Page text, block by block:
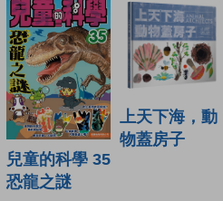
兒童的科學 35
恐龍之謎
上天下海，動
物蓋房子